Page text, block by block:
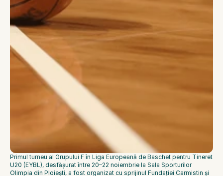
Primul turneu al Grupului F în Liga Europeană de Baschet pentru Tineret
U20 (EYBL), desfășurat între 20–22 noiembrie la Sala Sporturilor
Olimpia din Ploiești, a fost organizat cu sprijinul Fundației Carmistin și